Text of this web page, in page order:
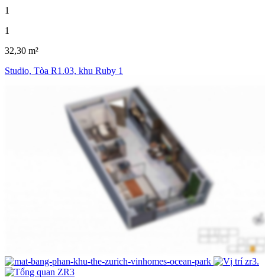
1
1
32,30 m²
Studio, Tòa R1.03, khu Ruby 1